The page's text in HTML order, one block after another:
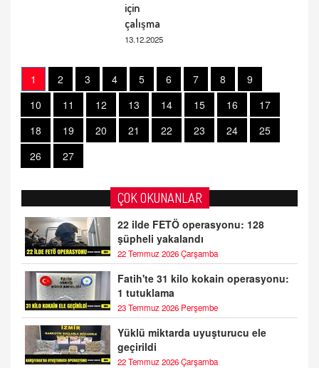
için
çalışma
13.12.2025
1 2 3 4 5 6 7 8
9
10
11 12 13 14 15 16
17
18
19 20 21 22 23 24
25
26
27
ÇOK OKUNANLAR
22 ilde FETÖ operasyonu: 128
şüpheli yakalandı
22 Temmuz 2026 Çarşamba
Fatih'te 31 kilo kokain operasyonu:
1 tutuklama
23 Temmuz 2026 Perşembe
Yüklü miktarda uyuşturucu ele
geçirildi
22 Temmuz 2026 Çarşamba